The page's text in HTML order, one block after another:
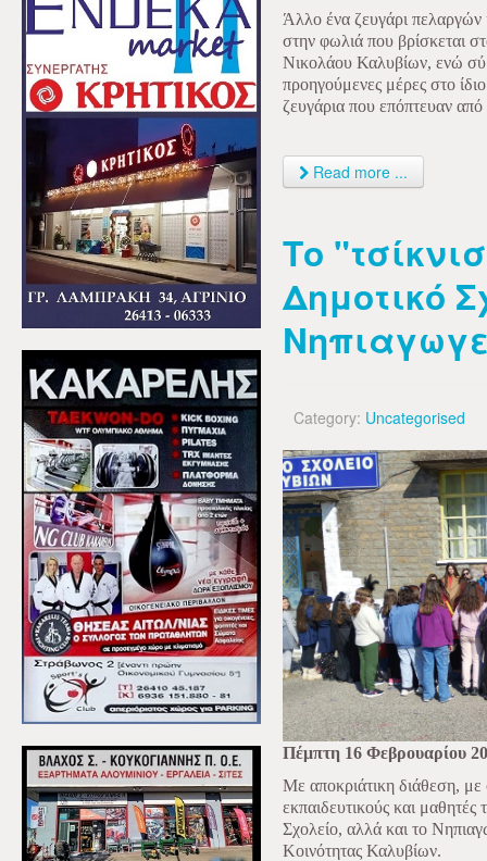
Άλλο ένα ζευγάρι πελαργών
στην φωλιά που βρίσκεται
Νικολάου Καλυβίων, ενώ
προηγούμενες μέρες στο
ζευγάρια που επόπτευαν
Read more ...
Το
Δημοτικό
Category: Uncategorised
Πέμπτη 16 Φεβρουαρίου
Με αποκριάτικη διάθεση,
εκπαιδευτικούς και
Σχολείο, αλλά και το
Κοινότητας Καλυβίων.